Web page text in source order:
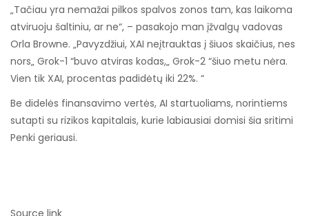
„Tačiau yra nemažai pilkos spalvos zonos tam, kas laikoma
atviruoju šaltiniu, ar ne“, – pasakojo man įžvalgų vadovas
Orla Browne. „Pavyzdžiui, XAI neįtrauktas į šiuos skaičius, nes
nors„ Grok-1 “buvo atviras kodas,„ Grok-2 “šiuo metu nėra.
Vien tik XAI, procentas padidėtų iki 22%. “
Be didelės finansavimo vertės, AI startuoliams, norintiems
sutapti su rizikos kapitalais, kurie labiausiai domisi šia sritimi
Penki geriausi.